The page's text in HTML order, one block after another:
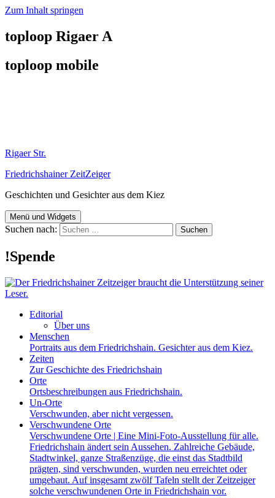
Zum Inhalt springen
toploop Rigaer A
toploop mobile
Rigaer Str.
Friedrichshainer ZeitZeiger
Geschichten und Gesichter aus dem Kiez
Menü und Widgets
Suchen nach:
!Spende
Editorial
Über uns
Menschen
Portraits aus dem Friedrichshain. Gesichter aus dem Kiez.
Zeiten
Zur Geschichte des Friedrichshain
Orte
Ortsbeschreibungen aus Friedrichshain.
Un-Orte
Verschwunden, aber nicht vergessen.
Verschwundene Orte
Verschwundene Orte | Eine Mini-Foto-Ausstellung für alle.
Friedrichshain ändert sein Aussehen. Zahlreiche Gebäude,
Stadtwinkel, ganze Straßenzüge, die einst das Stadtbild
prägten, sind verschwunden, wurden neu erreichtet oder
umgebaut. Auf insgesamt zwölf Tafeln stellt der Zeitzeiger
solche verschwundenen Orte in Friedrichshain vor.